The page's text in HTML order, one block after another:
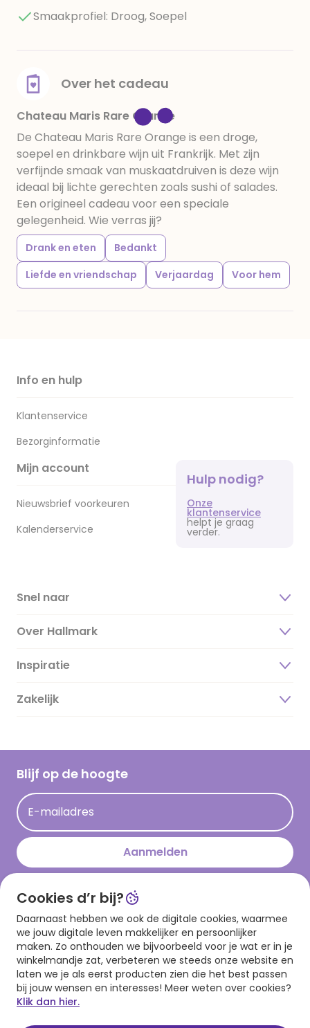
Smaakprofiel: Droog, Soepel
Over het cadeau
Chateau Maris Rare Orange
De Chateau Maris Rare Orange is een droge,
soepel en drinkbare wijn uit Frankrijk. Met zijn
verfijnde smaak van muskaatdruiven is deze wijn
ideaal bij lichte gerechten zoals sushi of salades.
Een origineel cadeau voor een speciale
gelegenheid. Wie verras jij?
Drank en eten
Bedankt
Liefde en vriendschap
Verjaardag Voor hem
Info en hulp
Klantenservice
Bezorginformatie
Mijn account
Nieuwsbrief voorkeuren
Kalenderservice
Hulp nodig?
Onze
klantenservice
helpt je graag
verder.
Snel naar
Over Hallmark
Over ons
Duurzaamheid
Hallmark Kaartclub
Acties
Persberichten
Hallmark en Kinderpostzegels
Inspiratie
Magazine
Cadeau inspiratie
Kaartinspiratie
Zakelijk
Blijf op de hoogte
E-mailadres
Aanmelden
Download onze app
Cookies d’r bij?
Daarnaast hebben we ook de digitale cookies, waarmee
we jouw digitale leven makkelijker en persoonlijker
maken. Zo onthouden we bijvoorbeeld voor je wat er in je
winkelmandje zat, verbeteren we steeds onze website en
laten we je als eerst producten zien die het best passen
bij jouw wensen en interesses! Meer weten over cookies?
Klik dan hier.